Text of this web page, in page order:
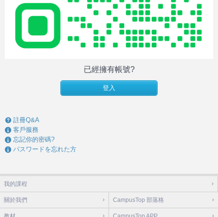
已經擁有帳號?
登入
註冊Q&A
客戶服務
忘記你的密碼?
パスワードを忘れた方
我的課程
關於我們 CampusTop 部落格